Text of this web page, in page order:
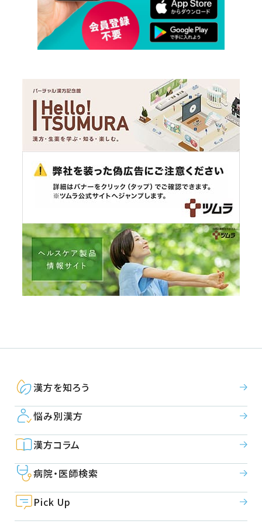
漢方を知ろう
悩み別漢方
漢方コラム
病院・医師検索
Pick Up